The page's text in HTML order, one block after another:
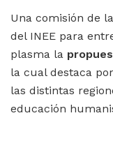
Una comisión de
del INEE para
plasma la
la cual destaca
las distintas
educación